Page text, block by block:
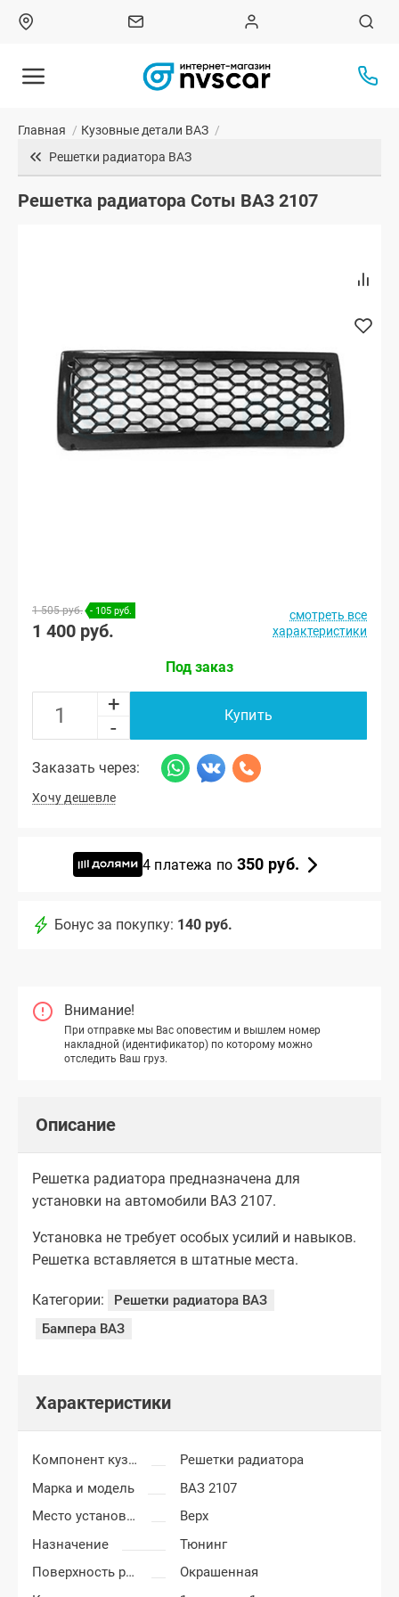
Главная / Кузовные детали ВАЗ /
Решетки радиатора ВАЗ
Решетка радиатора Соты ВАЗ 2107
1 505 руб. - 105 руб.
1 400 руб.
смотреть все
характеристики
Под заказ
+
-
Купить
Заказать через:
Хочу дешевле
4 платежа по 350 руб.
Бонус за покупку: 140 руб.
Внимание!
При отправке мы Вас оповестим и вышлем номер
накладной (идентификатор) по которому можно
отследить Ваш груз.
Описание
Решетка радиатора предназначена для
установки на автомобили ВАЗ 2107.
Установка не требует особых усилий и навыков.
Решетка вставляется в штатные места.
Категории:
Решетки радиатора ВАЗ
Бампера ВАЗ
Характеристики
Компонент кузова
Решетки радиатора
Марка и модель
ВАЗ 2107
Место установки
Верх
Назначение
Тюнинг
Поверхность решетки
Окрашенная